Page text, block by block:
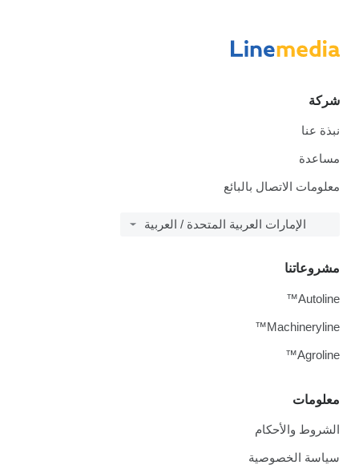
شركة
نبذة عنا
مساعدة
معلومات الاتصال بالبائع
الإمارات العربية المتحدة / العربية
معلومات
الشروط والأحكام
سياسة الخصوصية
مشروعاتنا
Autoline™
Machineryline™
Agroline™